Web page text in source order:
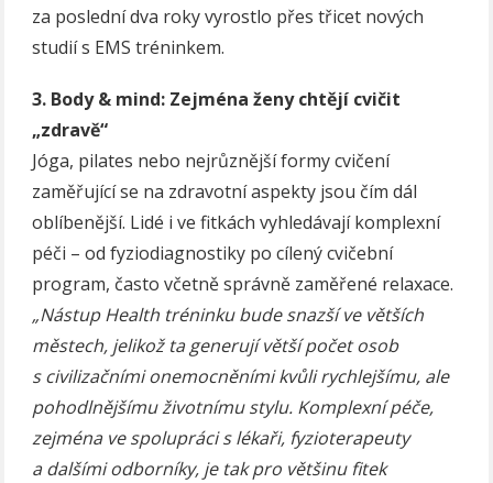
za poslední dva roky vyrostlo přes třicet nových
studií s EMS tréninkem.
3. Body & mind: Zejména ženy chtějí cvičit
„zdravě“
Jóga, pilates nebo nejrůznější formy cvičení
zaměřující se na zdravotní aspekty jsou čím dál
oblíbenější. Lidé i ve fitkách vyhledávají komplexní
péči – od fyziodiagnostiky po cílený cvičební
program, často včetně správně zaměřené relaxace.
„Nástup Health tréninku bude snazší ve větších
městech, jelikož ta generují větší počet osob
s civilizačními onemocněními kvůli rychlejšímu, ale
pohodlnějšímu životnímu stylu. Komplexní péče,
zejména ve spolupráci s lékaři, fyzioterapeuty
a dalšími odborníky, je tak pro většinu fitek